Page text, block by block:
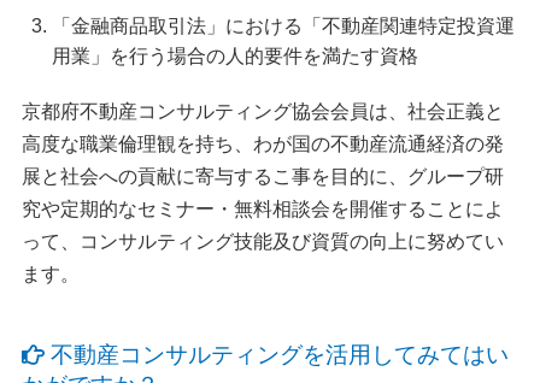
「金融商品取引法」における「不動産関連特定投資運
用業」を行う場合の人的要件を満たす資格
京都府不動産コンサルティング協会会員は、社会正義と
高度な職業倫理観を持ち、わが国の不動産流通経済の発
展と社会への貢献に寄与するこ事を目的に、グループ研
究や定期的なセミナー・無料相談会を開催することによ
って、コンサルティング技能及び資質の向上に努めてい
ます。
不動産コンサルティングを活用してみてはい